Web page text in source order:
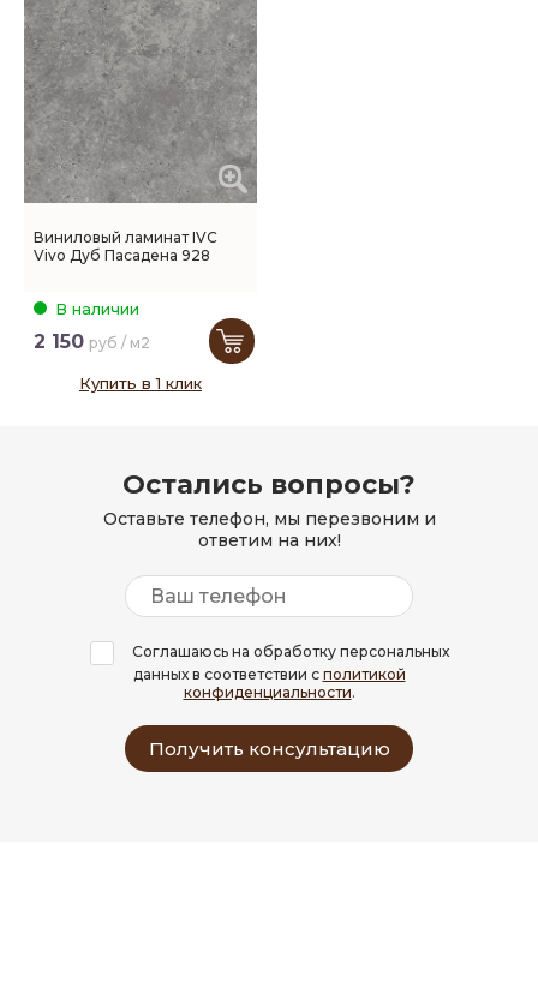
Виниловый ламинат IVC
Vivo Дуб Пасадена 928
В наличии
2 150 руб / м2
Купить в 1 клик
Остались вопросы?
Оставьте телефон, мы перезвоним и
ответим на них!
Соглашаюсь на обработку персональных
данных в соответствии с политикой
конфиденциальности.
Получить консультацию